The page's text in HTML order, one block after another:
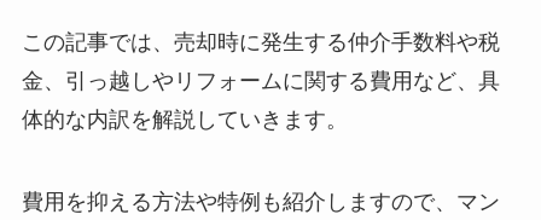
この記事では、売却時に発生する仲介手数料や税
金、引っ越しやリフォームに関する費用など、具
体的な内訳を解説していきます。
費用を抑える方法や特例も紹介しますので、マン